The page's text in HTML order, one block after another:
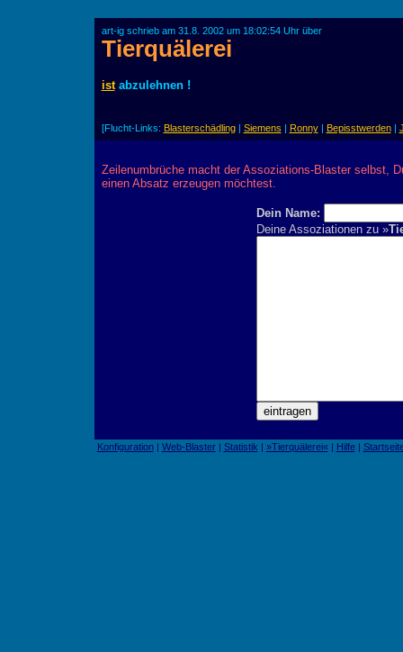
art-ig schrieb am 31.8. 2002 um 18:02:54 Uhr über
Tierquälerei
istabzulehnen !
[Flucht-Links: Blasterschädling| Siemens | Ronny| Bepisstwerden|
Zeilenumbrüche macht der Assoziations-Blaster selbst,
einen Absatz erzeugen möchtest.
Dein Name:
Deine Assoziationen zu »
Konfiguration| Web-Blaster| Statistik | »Tierquälerei«| Hilfe|